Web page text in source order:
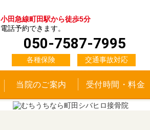
小田急線町田駅から徒歩5分
電話予約できます。
050-7587-7995
各種保険 交通事故対応
当院のご案内 受付時間・料金